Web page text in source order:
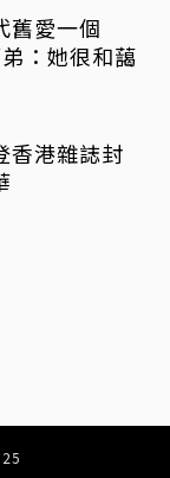
舊愛一個
：她很和藹
香港雜誌封